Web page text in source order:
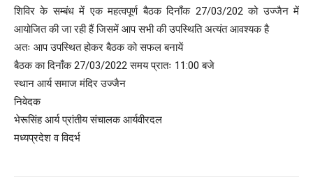
शिविर के सम्बंध में एक महत्वपूर्ण बैठक दिनाँक 27/03/202 को उज्जैन में
आयोजित की जा रही हैं जिसमें आप सभी की उपस्थिति अत्यंत आवश्यक है
अतः आप उपस्थित होकर बैठक को सफल बनायें
बैठक का दिनाँक 27/03/2022 समय प्रातः 11:00 बजे
स्थान आर्य समाज मंदिर उज्जैन
निवेदक
भेरूसिंह आर्य प्रांतीय संचालक आर्यवीरदल
मध्यप्रदेश व विदर्भ